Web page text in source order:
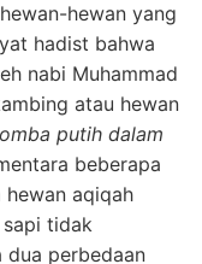
hewan yang
hadist bahwa
nabi Muhammad
atau hewan
putih dalam
beberapa
aqiqah
tidak
perbedaan